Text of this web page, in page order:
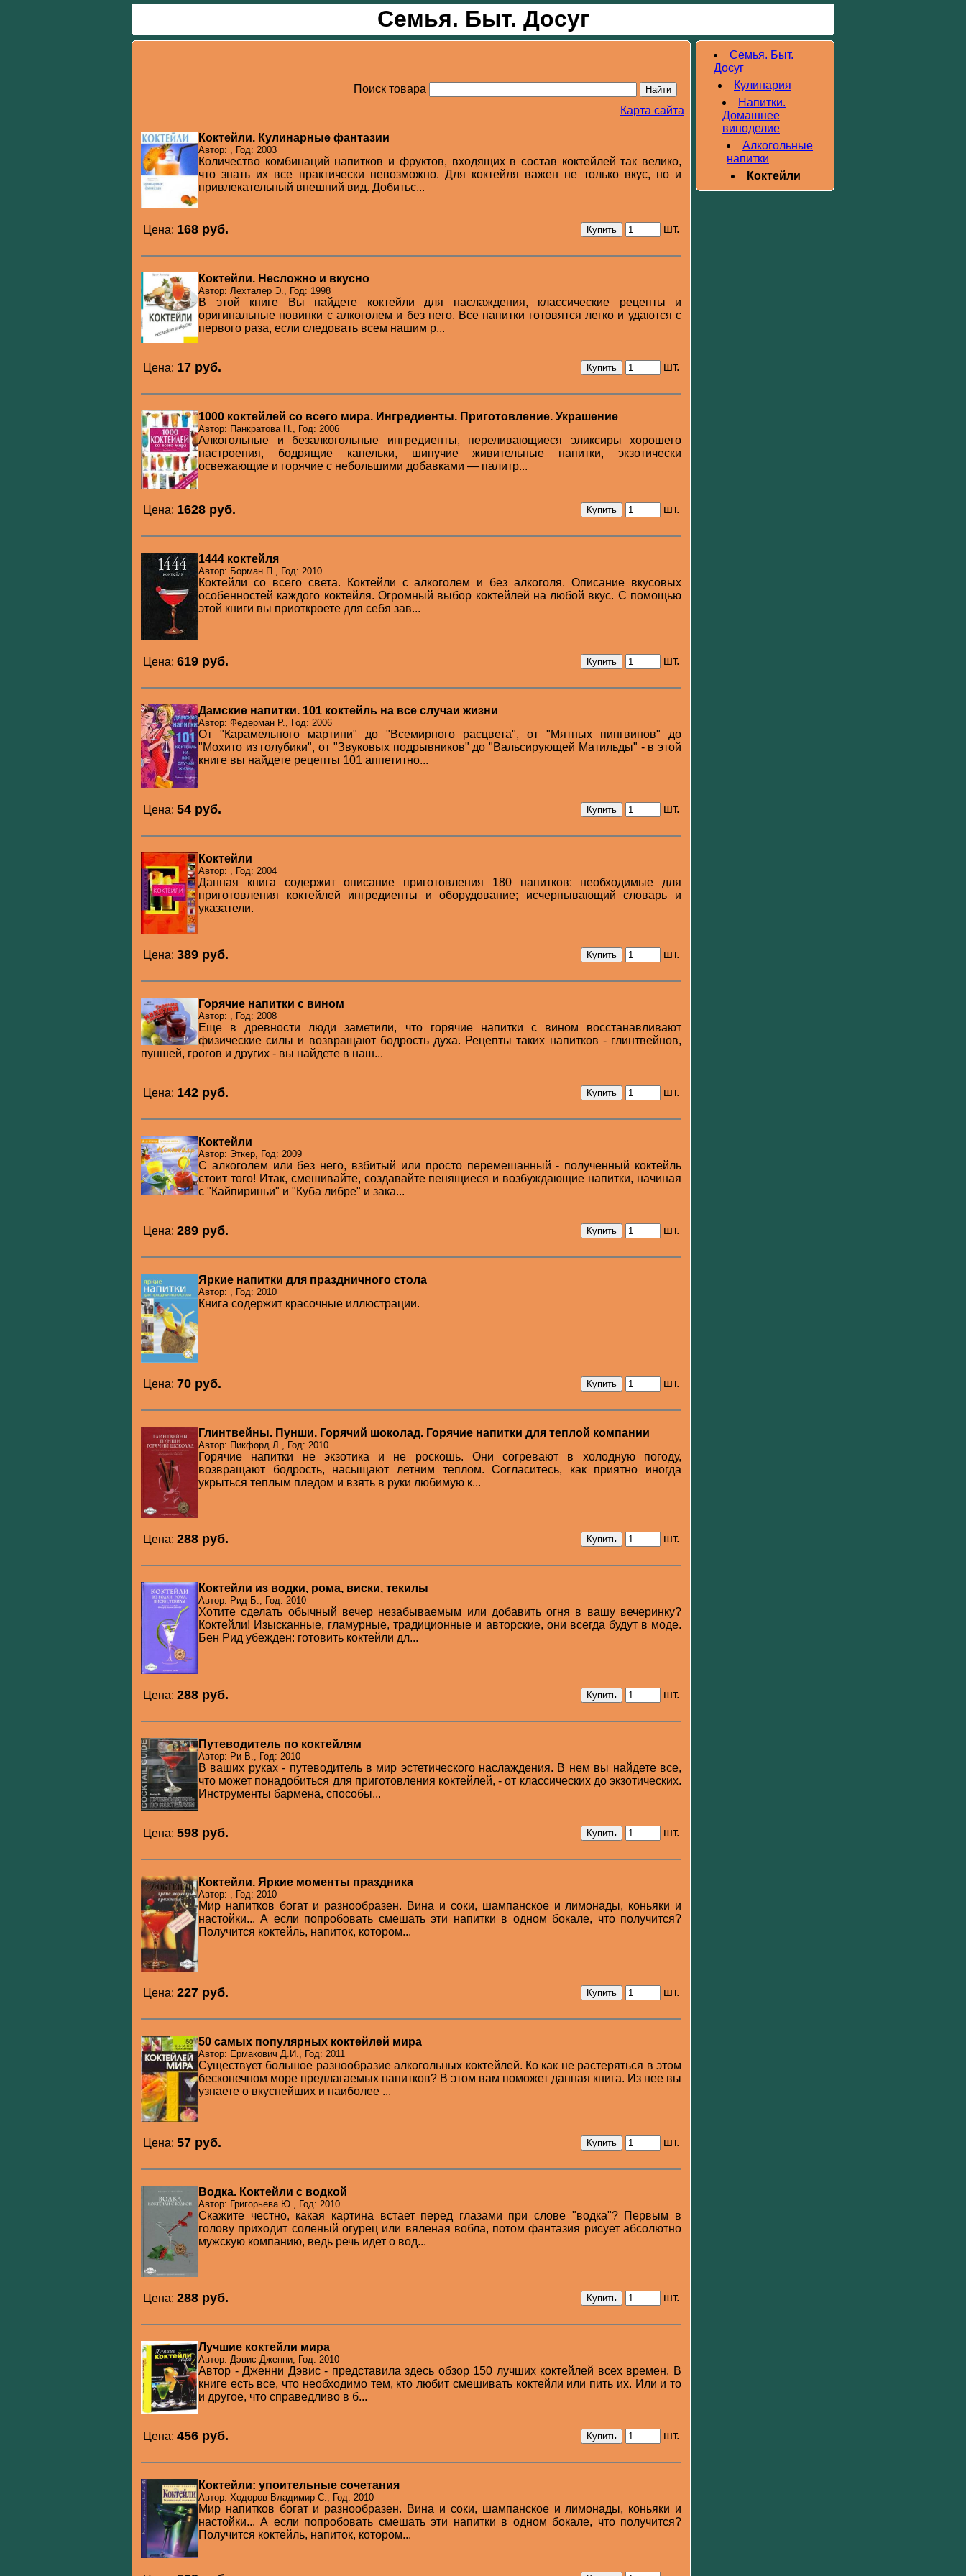
Семья. Быт. Досуг
Поиск товара
Карта сайта
Коктейли. Кулинарные фантазии
Автор: , Год: 2003
Количество комбинаций напитков и фруктов, входящих в состав коктейлей так велико,
что знать их все практически невозможно. Для коктейля важен не только вкус, но и
привлекательный внешний вид. Добитьс...
Цена: 168 pуб. шт.
Коктейли. Несложно и вкусно
Автор: Лехталер Э., Год: 1998
В этой книге Вы найдете коктейли для наслаждения, классические рецепты и
оригинальные новинки с алкоголем и без него. Все напитки готовятся легко и удаются с
первого раза, если следовать всем нашим р...
Цена: 17 pуб. шт.
1000 коктейлей со всего мира. Ингредиенты. Приготовление. Украшение
Автор: Панкратова Н., Год: 2006
Алкогольные и безалкогольные ингредиенты, переливающиеся эликсиры хорошего
настроения, бодрящие капельки, шипучие живительные напитки, экзотически
освежающие и горячие с небольшими добавками — палитр...
Цена: 1628 pуб. шт.
1444 коктейля
Автор: Борман П., Год: 2010
Коктейли со всего света. Коктейли с алкоголем и без алкоголя. Описание вкусовых
особенностей каждого коктейля. Огромный выбор коктейлей на любой вкус. С помощью
этой книги вы приоткроете для себя зав...
Цена: 619 pуб. шт.
Дамские напитки. 101 коктейль на все случаи жизни
Автор: Федерман Р., Год: 2006
От "Карамельного мартини" до "Всемирного расцвета", от "Мятных пингвинов" до
"Мохито из голубики", от "Звуковых подрывников" до "Вальсирующей Матильды" - в этой
книге вы найдете рецепты 101 аппетитно...
Цена: 54 pуб. шт.
Коктейли
Автор: , Год: 2004
Данная книга содержит описание приготовления 180 напитков: необходимые для
приготовления коктейлей ингредиенты и оборудование; исчерпывающий словарь и
указатели.
Цена: 389 pуб. шт.
Горячие напитки с вином
Автор: , Год: 2008
Еще в древности люди заметили, что горячие напитки с вином восстанавливают
физические силы и возвращают бодрость духа. Рецепты таких напитков - глинтвейнов,
пуншей, грогов и других - вы найдете в наш...
Цена: 142 pуб. шт.
Коктейли
Автор: Эткер, Год: 2009
С алкоголем или без него, взбитый или просто перемешанный - полученный коктейль
стоит того! Итак, смешивайте, создавайте пенящиеся и возбуждающие напитки, начиная
с "Кайпириньи" и "Куба либре" и зака...
Цена: 289 pуб. шт.
Яркие напитки для праздничного стола
Автор: , Год: 2010
Книга содержит красочные иллюстрации.
Цена: 70 pуб. шт.
Глинтвейны. Пунши. Горячий шоколад. Горячие напитки для теплой компании
Автор: Пикфорд Л., Год: 2010
Горячие напитки не экзотика и не роскошь. Они согревают в холодную погоду,
возвращают бодрость, насыщают летним теплом. Согласитесь, как приятно иногда
укрыться теплым пледом и взять в руки любимую к...
Цена: 288 pуб. шт.
Коктейли из водки, рома, виски, текилы
Автор: Рид Б., Год: 2010
Хотите сделать обычный вечер незабываемым или добавить огня в вашу вечеринку?
Коктейли! Изысканные, гламурные, традиционные и авторские, они всегда будут в моде.
Бен Рид убежден: готовить коктейли дл...
Цена: 288 pуб. шт.
Путеводитель по коктейлям
Автор: Ри В., Год: 2010
В ваших руках - путеводитель в мир эстетического наслаждения. В нем вы найдете все,
что может понадобиться для приготовления коктейлей, - от классических до экзотических.
Инструменты бармена, способы...
Цена: 598 pуб. шт.
Коктейли. Яркие моменты праздника
Автор: , Год: 2010
Мир напитков богат и разнообразен. Вина и соки, шампанское и лимонады, коньяки и
настойки... А если попробовать смешать эти напитки в одном бокале, что получится?
Получится коктейль, напиток, котором...
Цена: 227 pуб. шт.
50 самых популярных коктейлей мира
Автор: Ермакович Д.И., Год: 2011
Существует большое разнообразие алкогольных коктейлей. Ко как не растеряться в этом
бесконечном море предлагаемых напитков? В этом вам поможет данная книга. Из нее вы
узнаете о вкуснейших и наиболее ...
Цена: 57 pуб. шт.
Водка. Коктейли с водкой
Автор: Григорьева Ю., Год: 2010
Скажите честно, какая картина встает перед глазами при слове "водка"? Первым в
голову приходит соленый огурец или вяленая вобла, потом фантазия рисует абсолютно
мужскую компанию, ведь речь идет о вод...
Цена: 288 pуб. шт.
Лучшие коктейли мира
Автор: Дэвис Дженни, Год: 2010
Автор - Дженни Дэвис - представила здесь обзор 150 лучших коктейлей всех времен. В
книге есть все, что необходимо тем, кто любит смешивать коктейли или пить их. Или и то
и другое, что справедливо в б...
Цена: 456 pуб. шт.
Коктейли: упоительные сочетания
Автор: Ходоров Владимир С., Год: 2010
Мир напитков богат и разнообразен. Вина и соки, шампанское и лимонады, коньяки и
настойки... А если попробовать смешать эти напитки в одном бокале, что получится?
Получится коктейль, напиток, котором...
Семья. Быт.
Досуг
Кулинария
Напитки.
Домашнее
виноделие
Алкогольные
напитки
Коктейли